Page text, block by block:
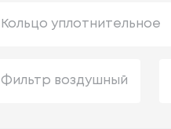
Кольцо уплотнительное
Фильтр воздушный